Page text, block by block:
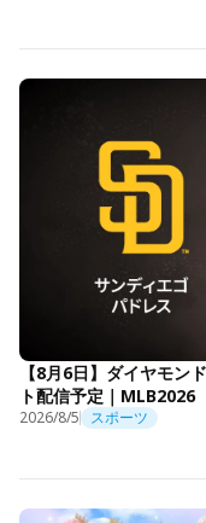
【8月6日】ダイヤモン
ト配信予定｜MLB2026
2026/8/5 スポーツ